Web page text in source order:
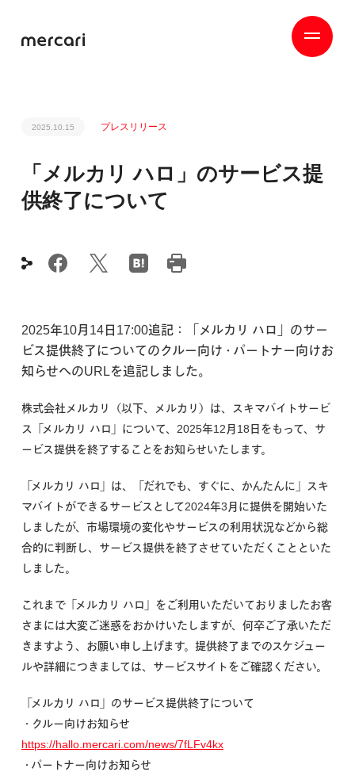
2025.10.15 プレスリリース
「メルカリ ハロ」のサービス提
供終了について
2025年10月14日17:00追記：「メルカリ ハロ」のサー
ビス提供終了についてのクルー向け・パートナー向けお
知らせへのURLを追記しました。
株式会社メルカリ（以下、メルカリ）は、スキマバイトサービ
ス「メルカリ ハロ」について、2025年12月18日をもって、サ
ービス提供を終了することをお知らせいたします。
「メルカリ ハロ」は、「だれでも、すぐに、かんたんに」スキ
マバイトができるサービスとして2024年3月に提供を開始いた
しましたが、市場環境の変化やサービスの利用状況などから総
合的に判断し、サービス提供を終了させていただくことといた
しました。
これまで「メルカリ ハロ」をご利用いただいておりましたお客
さまには大変ご迷惑をおかけいたしますが、何卒ご了承いただ
きますよう、お願い申し上げます。 提供終了までのスケジュー
ルや詳細につきましては、サービスサイトをご確認ください。
「メルカリ ハロ」のサービス提供終了について
・クルー向けお知らせ
https://hallo.mercari.com/news/7fLFv4kx
・パートナー向けお知らせ